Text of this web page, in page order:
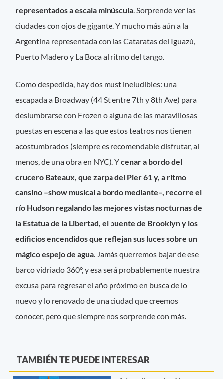
representados a escala minúscula . Sorprende ver las
ciudades con ojos de gigante. Y mucho más aún a la
Argentina representada con las Cataratas del Iguazú,
Puerto Madero y La Boca al ritmo del tango.
Como despedida, hay dos must ineludibles: una
escapada a Broadway (44 St entre 7th y 8th Ave) para
deslumbrarse con Frozen o alguna de las maravillosas
puestas en escena a las que estos teatros nos tienen
acostumbrados (siempre es recomendable disfrutar, al
menos, de una obra en NYC). Ycenar a bordo del
crucero Bateaux, que zarpa del Pier 61 y, a ritmo
cansino –show musical a bordo mediante–, recorre el
río Hudson regalando las mejores vistas nocturnas de
la Estatua de la Libertad, el puente de Brooklyn y los
edificios encendidos que reflejan sus luces sobre un
mágico espejo de agua. Jamás querremos bajar de ese
barco vidriado 360°, y esa será probablemente nuestra
excusa para regresar el año próximo en busca de lo
nuevo y lo renovado de una ciudad que creemos
conocer, pero que siempre nos sorprende con más.
TAMBIÉN TE PUEDE INTERESAR